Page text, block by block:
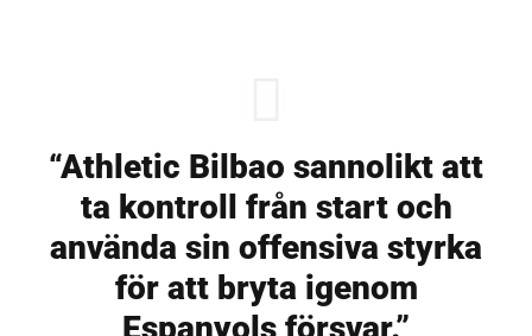
“Athletic Bilbao sannolikt att
ta kontroll från start och
använda sin offensiva styrka
för att bryta igenom